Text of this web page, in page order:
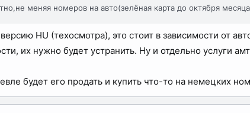
меняя номеров на авто(зелёная карта до октября
HU (техосмотра), это стоит в зависимости от
их нужно будет устранить. Ну и отдельно услуги
будет его продать и купить что-то на немецких